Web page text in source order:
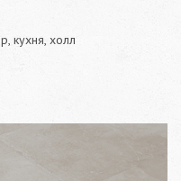
кухня, холл